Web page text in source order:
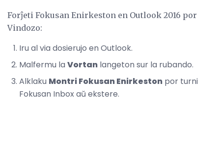
Forĵeti Fokusan Enirkeston en Outlook 2016 por
Vindozo:
Iru al via dosierujo en Outlook.
Malfermu la Vortan langeton sur la rubando.
Alklaku Montri Fokusan Enirkeston por turni
Fokusan Inbox aŭ ekstere.